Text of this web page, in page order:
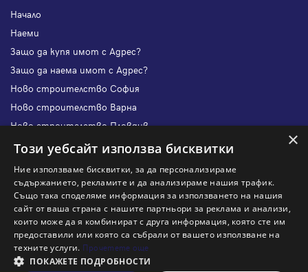
Начало
Наеми
Защо да купя имот с Адрес?
Защо да наема имот с Адрес?
Ново строителство София
Ново строителство Варна
Ново строителство Пловдив
Ново строителство Бургас
Защо да отдам имот с Адрес?
Наши офиси
Кариери
Кои сме ние?
Франчайз
×
Този уебсайт използва бисквитки
Ние използваме бисквитки, за да персонализираме
съдържанието, рекламите и да анализираме нашия трафик.
Също така споделяме информация за използването на нашия
сайт от ваша страна с нашите партньори за реклама и анализи,
които може да я комбинират с друга информация, която сте им
предоставили или която са събрали от вашето използване на
техните услуги. Прочетете още
ПОКАЖЕТЕ ПОДРОБНОСТИ